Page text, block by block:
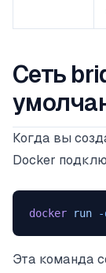
Сеть
Когда вы
Docker
docker run -
Эта команда